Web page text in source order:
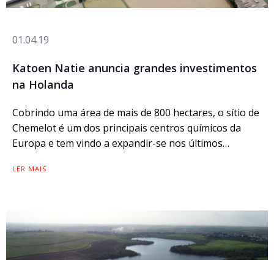
01.04.19
Katoen Natie anuncia grandes investimentos
na Holanda
Cobrindo uma área de mais de 800 hectares, o sítio de
Chemelot é um dos principais centros químicos da
Europa e tem vindo a expandir-se nos últimos…
LER MAIS